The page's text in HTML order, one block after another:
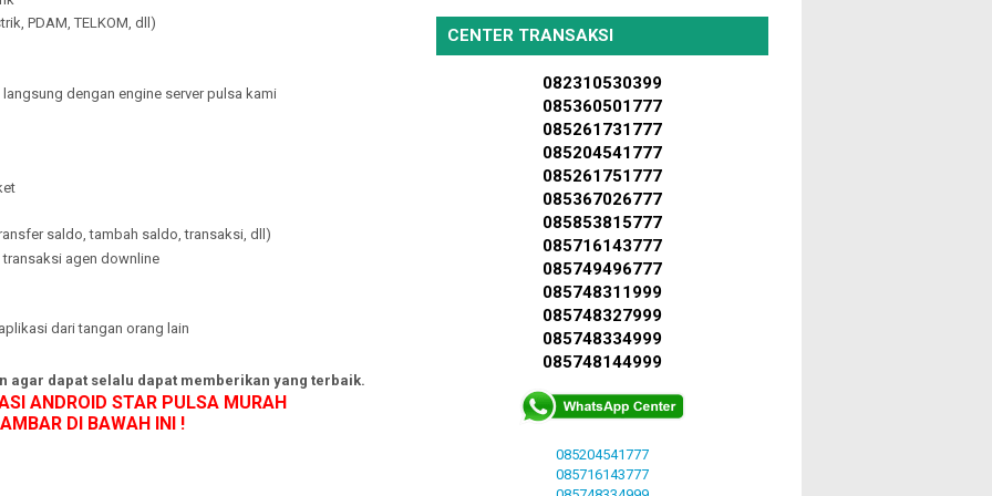
PDAM, TELKOM, dll)
dengan engine server pulsa kami
saldo, tambah saldo, transaksi, dll)
agen downline
dari tangan orang lain
agar dapat selalu dapat memberikan yang terbaik.
ANDROID STAR PULSA MURAH
DI BAWAH INI !
CENTER TRANSAKSI
082310530399
085360501777
085261731777
085204541777
085261751777
085367026777
085853815777
085716143777
085749496777
085748311999
085748327999
085748334999
085748144999
085204541777
085716143777